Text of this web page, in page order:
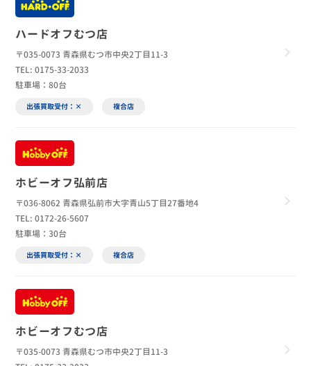
ハードオフむつ店
〒035-0073 青森県むつ市中央2丁目11-3
TEL: 0175-33-2033
駐車場：80台
出張買取受付：× 複合店
ホビーオフ弘前店
〒036-8062 青森県弘前市大字青山5丁目27番地4
TEL: 0172-26-5607
駐車場：30台
出張買取受付：× 複合店
ホビーオフむつ店
〒035-0073 青森県むつ市中央2丁目11-3